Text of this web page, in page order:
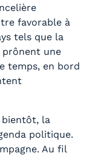
favorable à
tels que la
prônent une
temps, en bord
la
politique.
Au fil